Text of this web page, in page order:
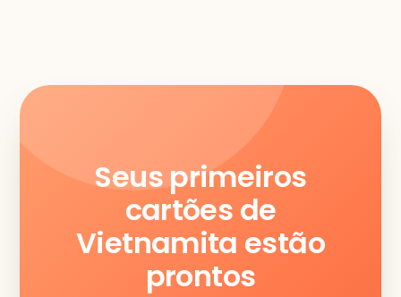
Seus primeiros
cartões de
Vietnamita estão
prontos